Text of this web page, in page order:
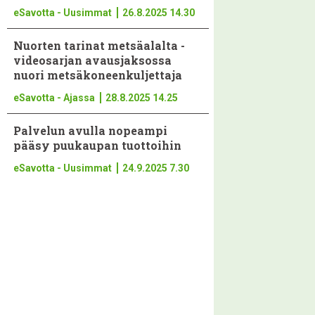
eSavotta - Uusimmat 26.8.2025 14.30
Nuorten tarinat metsäalalta -
videosarjan avausjaksossa
nuori metsäko­neen­kul­jettaja
eSavotta - Ajassa 28.8.2025 14.25
Palvelun avulla nopeampi
pääsy puukaupan tuottoihin
eSavotta - Uusimmat 24.9.2025 7.30